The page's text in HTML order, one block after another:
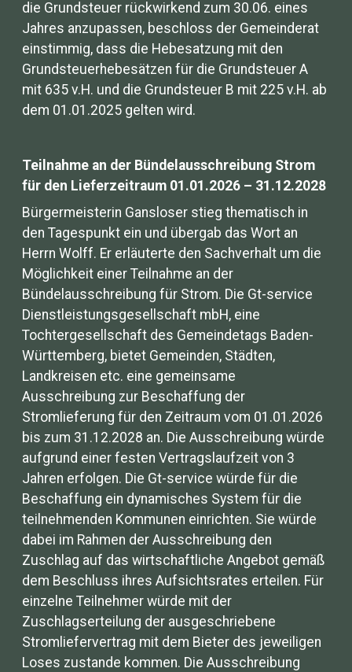
die Grundsteuer rückwirkend zum 30.06. eines
Jahres anzupassen, beschloss der Gemeinderat
einstimmig, dass die Hebesatzung mit den
Grundsteuerhebesätzen für die Grundsteuer A
mit 635 v.H. und die Grundsteuer B mit 225 v.H. ab
dem 01.01.2025 gelten wird.
Teilnahme an der Bündelausschreibung Strom
für den Lieferzeitraum 01.01.2026 – 31.12.2028
Bürgermeisterin Gansloser stieg thematisch in
den Tagespunkt ein und übergab das Wort an
Herrn Wolff. Er erläuterte den Sachverhalt um die
Möglichkeit einer Teilnahme an der
Bündelausschreibung für Strom. Die Gt-service
Dienstleistungsgesellschaft mbH, eine
Tochtergesellschaft des Gemeindetags Baden-
Württemberg, bietet Gemeinden, Städten,
Landkreisen etc. eine gemeinsame
Ausschreibung zur Beschaffung der
Stromlieferung für den Zeitraum vom 01.01.2026
bis zum 31.12.2028 an. Die Ausschreibung würde
aufgrund einer festen Vertragslaufzeit von 3
Jahren erfolgen. Die Gt-service würde für die
Beschaffung ein dynamisches System für die
teilnehmenden Kommunen einrichten. Sie würde
dabei im Rahmen der Ausschreibung den
Zuschlag auf das wirtschaftliche Angebot gemäß
dem Beschluss ihres Aufsichtsrates erteilen. Für
einzelne Teilnehmer würde mit der
Zuschlagserteilung der ausgeschriebene
Stromliefervertrag mit dem Bieter des jeweiligen
Loses zustande kommen. Die Ausschreibung